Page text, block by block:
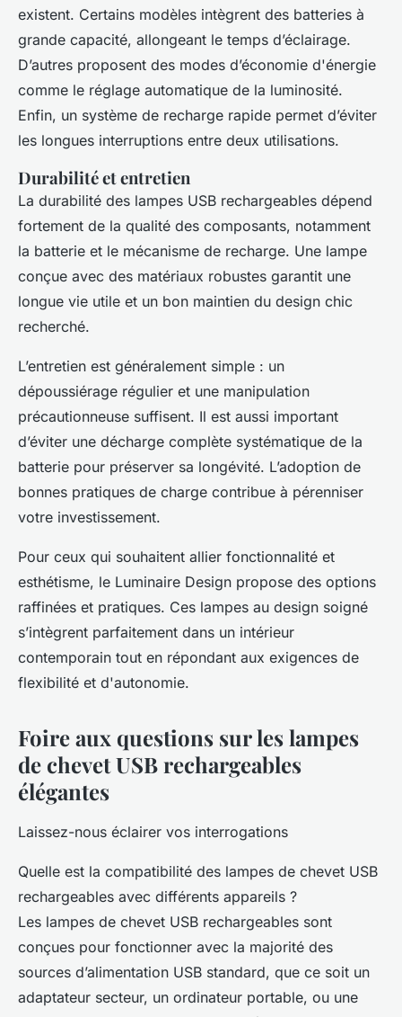
existent. Certains modèles intègrent des batteries à
grande capacité, allongeant le temps d’éclairage.
D’autres proposent des modes d’économie d'énergie
comme le réglage automatique de la luminosité.
Enfin, un système de recharge rapide permet d’éviter
les longues interruptions entre deux utilisations.
Durabilité et entretien
La durabilité des lampes USB rechargeables dépend
fortement de la qualité des composants, notamment
la batterie et le mécanisme de recharge. Une lampe
conçue avec des matériaux robustes garantit une
longue vie utile et un bon maintien du design chic
recherché.
L’entretien est généralement simple : un
dépoussiérage régulier et une manipulation
précautionneuse suffisent. Il est aussi important
d’éviter une décharge complète systématique de la
batterie pour préserver sa longévité. L’adoption de
bonnes pratiques de charge contribue à pérenniser
votre investissement.
Pour ceux qui souhaitent allier fonctionnalité et
esthétisme, le Luminaire Design propose des options
raffinées et pratiques. Ces lampes au design soigné
s’intègrent parfaitement dans un intérieur
contemporain tout en répondant aux exigences de
flexibilité et d'autonomie.
Foire aux questions sur les lampes
de chevet USB rechargeables
élégantes
Laissez-nous éclairer vos interrogations
Quelle est la compatibilité des lampes de chevet USB
rechargeables avec différents appareils ?
Les lampes de chevet USB rechargeables sont
conçues pour fonctionner avec la majorité des
sources d’alimentation USB standard, que ce soit un
adaptateur secteur, un ordinateur portable, ou une